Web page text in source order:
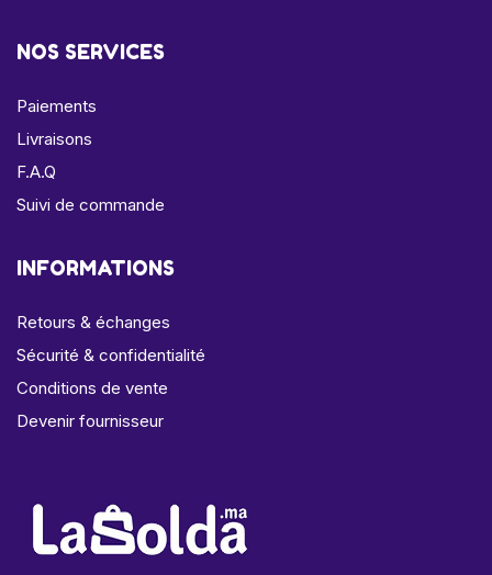
NOS SERVICES
Paiements
Livraisons
F.A.Q
Suivi de commande
INFORMATIONS
Retours & échanges
Sécurité & confidentialité
Conditions de vente
Devenir fournisseur